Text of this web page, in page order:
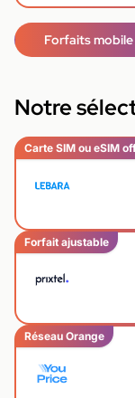
Forfaits mobile
Notre
Carte SIM ou eSIM
Forfait ajustable
Réseau Orange